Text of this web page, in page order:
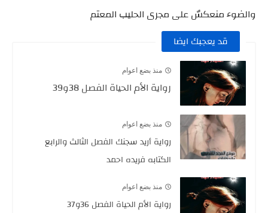
والضوء منعكسٌ على مجرى الحليب المعتم
قد يعجبك ايضا
منذ بضع اعوام
رواية الأم الحياة الفصل 38و39
منذ بضع اعوام
رواية أريد سجنك الفصل الثالث والرابع
الكتابه فريده احمد
منذ بضع اعوام
رواية الأم الحياة الفصل 36و37